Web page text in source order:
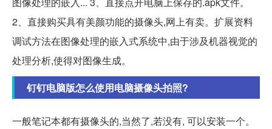
2、直接购买具有美颜功能的摄像头,网上有卖。扩展资料
调试方法在图像处理的嵌入式系统中,由于涉及机器视觉的
处理分析,使得对图像生成。
钉钉电脑版怎么使用电脑摄像头拍照?
一般笔记本都有摄像头的,当然了,若没有, 可以安装一个。